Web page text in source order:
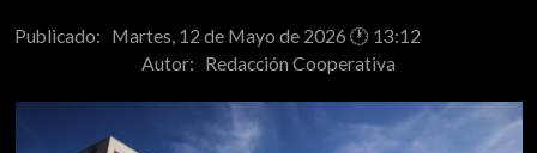
Publicado: Martes, 12 de Mayo de 2026 🕐 13:12
Autor: Redacción Cooperativa